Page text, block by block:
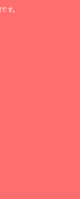
す。